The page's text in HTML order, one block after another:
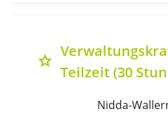
grade
Teilzeit (30
Nidda-